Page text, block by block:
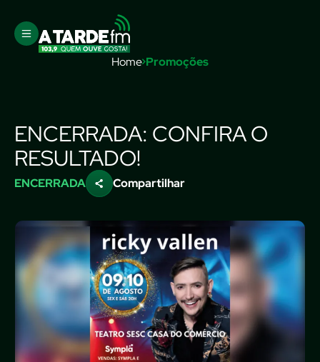
Home Promoções
ENCERRADA: CONFIRA O
RESULTADO!
ENCERRADA Compartilhar